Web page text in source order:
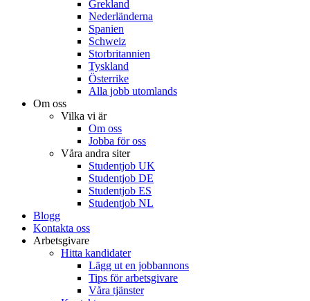
Grekland
Nederländerna
Spanien
Schweiz
Storbritannien
Tyskland
Österrike
Alla jobb utomlands
Om oss
Vilka vi är
Om oss
Jobba för oss
Våra andra siter
Studentjob UK
Studentjob DE
Studentjob ES
Studentjob NL
Blogg
Kontakta oss
Arbetsgivare
Hitta kandidater
Lägg ut en jobbannons
Tips för arbetsgivare
Våra tjänster